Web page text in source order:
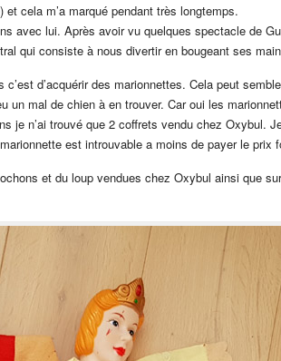
cela m’a marqué pendant très longtemps.
avec lui. Après avoir vu quelques spectacle de
qui consiste à nous divertir en bougeant ses
d’acquérir des marionnettes. Cela peut
un mal de chien à en trouver. Car oui les
je n’ai trouvé que 2 coffrets vendu chez Oxybul.
est introuvable a moins de payer le prix
et du loup vendues chez Oxybul ainsi que